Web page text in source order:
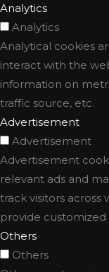
Analytics
Analytics
Analytical cookies
interact with the
information on
traffic source, etc.
Advertisement
Advertisement
Advertisement
relevant ads and
track visitors
provide customized
Others
Others